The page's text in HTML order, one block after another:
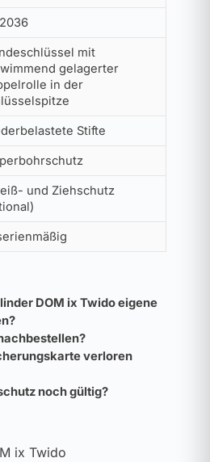
mit
gelagerter
in der
Stifte
und Ziehschutz
DOM ix Twido eigene
verloren
noch gültig?
ix Twido